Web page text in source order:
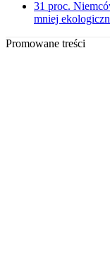
31 proc.
mniej
Promowane treści